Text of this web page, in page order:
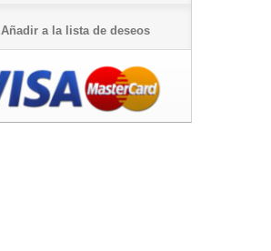
Añadir a la lista de deseos